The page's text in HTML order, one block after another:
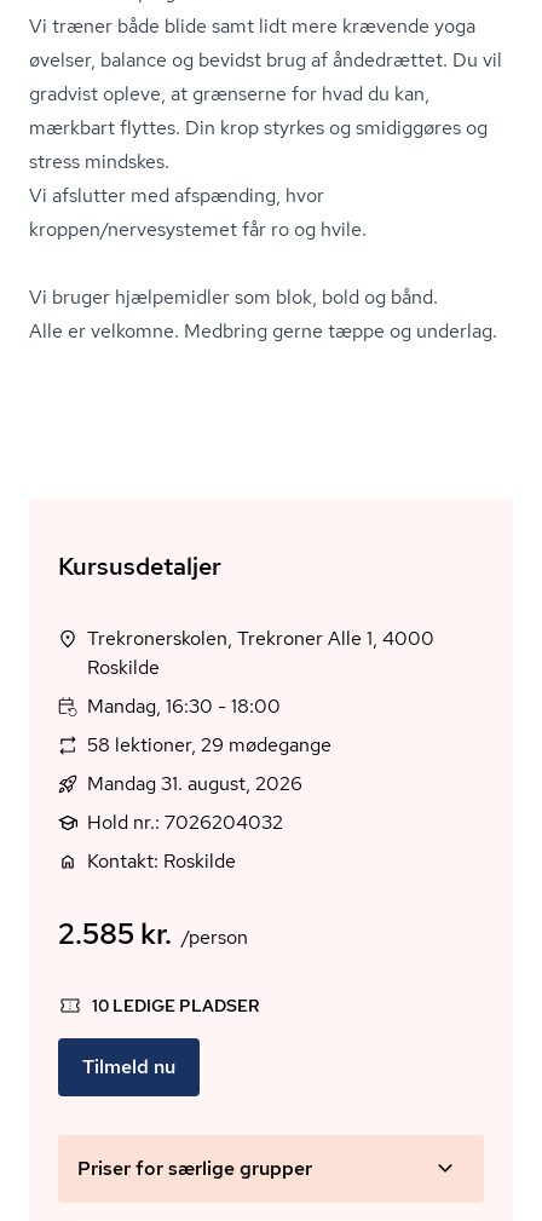
Vi træner både blide samt lidt mere krævende yoga
øvelser, balance og bevidst brug af åndedrættet. Du vil
gradvist opleve, at grænserne for hvad du kan,
mærkbart flyttes. Din krop styrkes og smidiggøres og
stress mindskes.
Vi afslutter med afspænding, hvor
kroppen/nervesystemet får ro og hvile.
Vi bruger hjælpemidler som blok, bold og bånd.
Alle er velkomne. Medbring gerne tæppe og underlag.
Kursusdetaljer
Trekronerskolen, Trekroner Alle 1, 4000
Roskilde
Mandag, 16:30 - 18:00
58 lektioner, 29 mødegange
Mandag 31. august, 2026
Hold nr.: 7026204032
Kontakt: Roskilde
2.585 kr. /person
10 LEDIGE PLADSER
Tilmeld nu
Priser for særlige grupper